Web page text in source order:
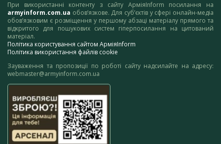
При використанні контенту з сайту АрміяInform посилання на
armyinform.com.ua обов’язкове. Для суб’єктів у сфері онлайн-медіа
обов’язковим є розміщення у першому абзаці матеріалу прямого та
відкритого для пошукових систем гіперпосилання на цитований
матеріал.
Політика користування сайтом АрміяInform
Політика використання файлів cookie
Зауваження та пропозиції по роботі сайту надсилайте на адресу:
webmaster@armyinform.com.ua